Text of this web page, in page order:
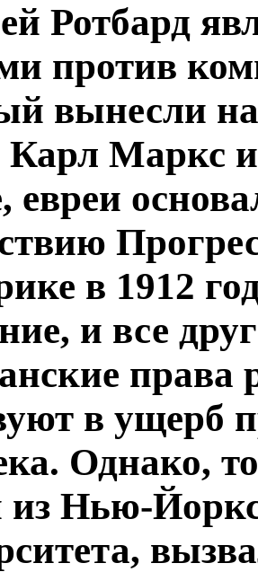
Ротбард
против
вынесли
Карл Маркс
евреи
в 1912
и все
права
в ущерб
Однако,
Нью-